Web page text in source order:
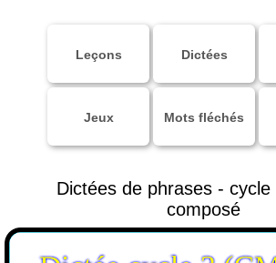
Leçons Dictées
Jeux Mots fléchés
Dictées de phrases -
composé